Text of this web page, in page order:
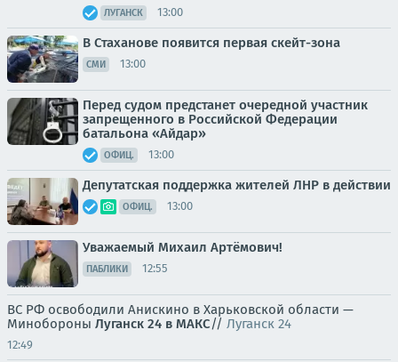
ЛУГАНСК 13:00
В Стаханове появится первая скейт-зона
СМИ 13:00
Перед судом предстанет очередной участник
запрещенного в Российской Федерации
батальона «Айдар»
ОФИЦ. 13:00
Депутатская поддержка жителей ЛНР в действии
ОФИЦ. 13:00
Уважаемый Михаил Артёмович!
ПАБЛИКИ 12:55
ВС РФ освободили Анискино в Харьковской области —
Минобороны Луганск 24 в МАКС// Луганск 24
12:49